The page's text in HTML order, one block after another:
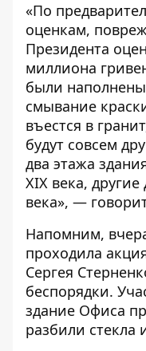
«По
оценкам,
Президента
миллиона
были
смывание
въестся в
будут совсем
два этажа
XIX века,
века», —
Напомним,
проходила
Сергея
беспорядки.
здание Офиса
разбили стекла